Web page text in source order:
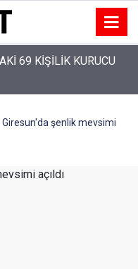
69 KİŞİLİK KURUCU
Giresun'da şenlik mevsimi